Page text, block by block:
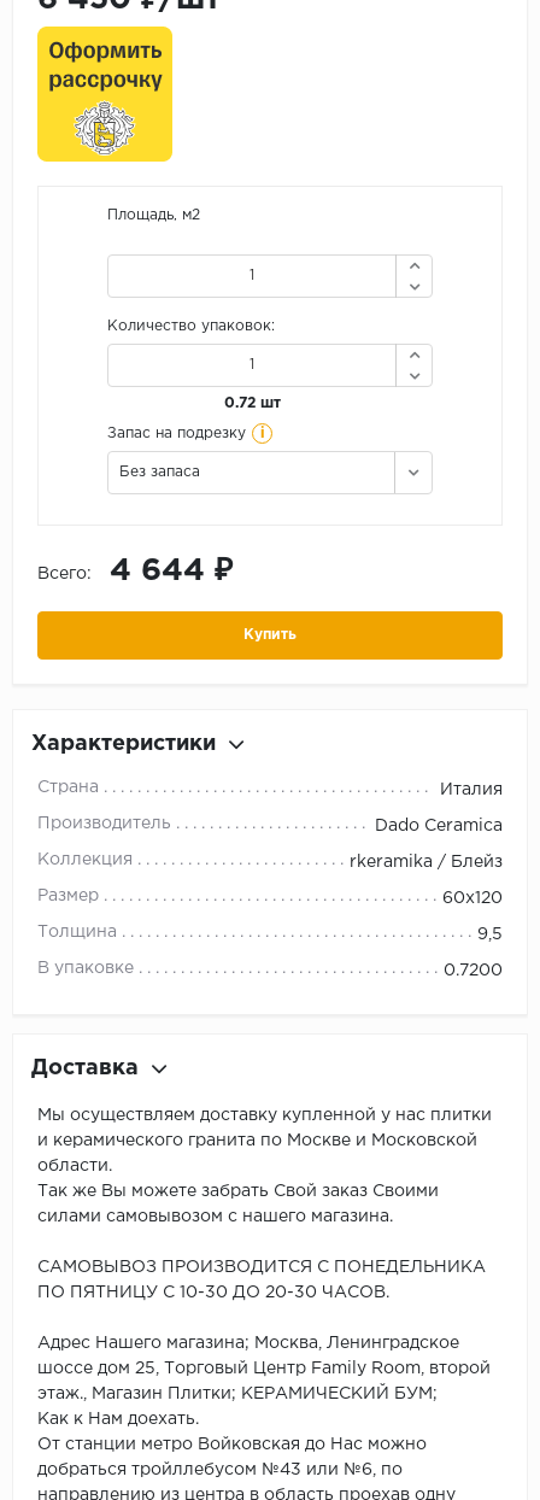
Площадь, м2
Количество упаковок:
0.72 шт
Запас на подрезку i
Без запаса
Всего: 4 644 ₽
Купить
Характеристики
Страна Италия
Производитель Dado Ceramica
Коллекция rkeramika / Блейз
Размер 60x120
Толщина 9,5
В упаковке 0.7200
Доставка
Мы осуществляем доставку купленной у нас плитки
и керамического гранита по Москве и Московской
области.
Так же Вы можете забрать Свой заказ Своими
силами самовывозом с нашего магазина.
САМОВЫВОЗ ПРОИЗВОДИТСЯ С ПОНЕДЕЛЬНИКА
ПО ПЯТНИЦУ С 10-30 ДО 20-30 ЧАСОВ.
Адрес Нашего магазина; Москва, Ленинградское
шоссе дом 25, Торговый Центр Family Room, второй
этаж., Магазин Плитки; КЕРАМИЧЕСКИЙ БУМ;
Как к Нам доехать.
От станции метро Войковская до Нас можно
добраться тройллебусом №43 или №6, по
направлению из центра в область проехав одну